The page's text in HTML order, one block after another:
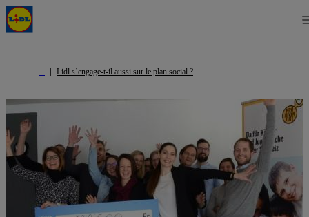
Lidl s’engage-t-il aussi sur le plan social ?